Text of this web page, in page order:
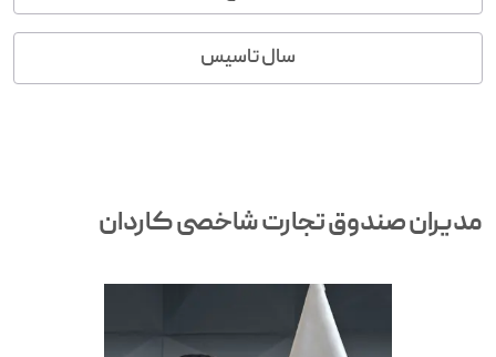
سال تاسیس
مدیران صندوق تجارت شاخصی کاردان